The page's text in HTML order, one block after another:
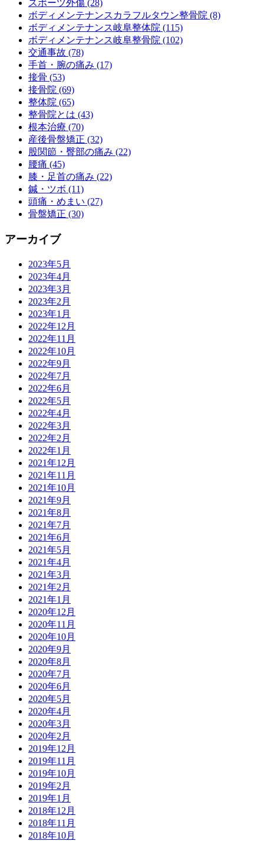
スポーツ外傷 (28)
ボディメンテナンスカラフルタウン整骨院 (8)
ボディメンテナンス岐阜整体院 (115)
ボディメンテナンス岐阜整骨院 (102)
交通事故 (78)
手首・腕の痛み (17)
接骨 (53)
接骨院 (69)
整体院 (65)
整骨院とは (43)
根本治療 (70)
産後骨盤矯正 (32)
股関節・臀部の痛み (22)
腰痛 (45)
膝・足首の痛み (22)
鍼・ツボ (11)
頭痛・めまい (27)
骨盤矯正 (30)
アーカイブ
2023年5月
2023年4月
2023年3月
2023年2月
2023年1月
2022年12月
2022年11月
2022年10月
2022年9月
2022年7月
2022年6月
2022年5月
2022年4月
2022年3月
2022年2月
2022年1月
2021年12月
2021年11月
2021年10月
2021年9月
2021年8月
2021年7月
2021年6月
2021年5月
2021年4月
2021年3月
2021年2月
2021年1月
2020年12月
2020年11月
2020年10月
2020年9月
2020年8月
2020年7月
2020年6月
2020年5月
2020年4月
2020年3月
2020年2月
2019年12月
2019年11月
2019年10月
2019年2月
2019年1月
2018年12月
2018年11月
2018年10月